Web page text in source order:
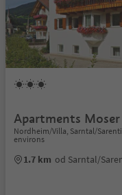
Apartments Moser
Nordheim/Villa, Sarntal/
environs
1.7 km od Sarntal/